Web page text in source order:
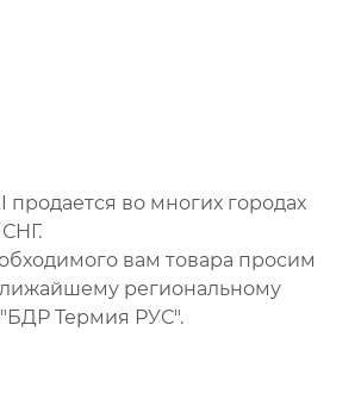
продается во многих городах
вам товара просим
региональному
Термия РУС".